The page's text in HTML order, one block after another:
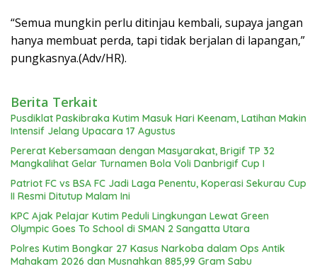
“Semua mungkin perlu ditinjau kembali, supaya jangan
hanya membuat perda, tapi tidak berjalan di lapangan,”
pungkasnya.(Adv/HR).
Berita Terkait
Pusdiklat Paskibraka Kutim Masuk Hari Keenam, Latihan Makin
Intensif Jelang Upacara 17 Agustus
Pererat Kebersamaan dengan Masyarakat, Brigif TP 32
Mangkalihat Gelar Turnamen Bola Voli Danbrigif Cup I
Patriot FC vs BSA FC Jadi Laga Penentu, Koperasi Sekurau Cup
II Resmi Ditutup Malam Ini
KPC Ajak Pelajar Kutim Peduli Lingkungan Lewat Green
Olympic Goes To School di SMAN 2 Sangatta Utara
Polres Kutim Bongkar 27 Kasus Narkoba dalam Ops Antik
Mahakam 2026 dan Musnahkan 885,99 Gram Sabu